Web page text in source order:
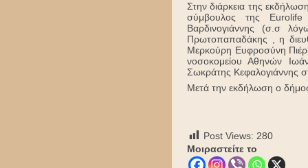
Στην διάρκεια της
σύμβουλος της Eurolife
Βαρδινογιάννης (σ.σ
Πρωτοπαπαδάκης , η
Μερκούρη Ευφροσύνη
νοσοκομείου Αθηνών
Σωκράτης Κεφαλογιάννης
Μετά την εκδήλωση ο
Post Views: 280
Μοιραστείτε το